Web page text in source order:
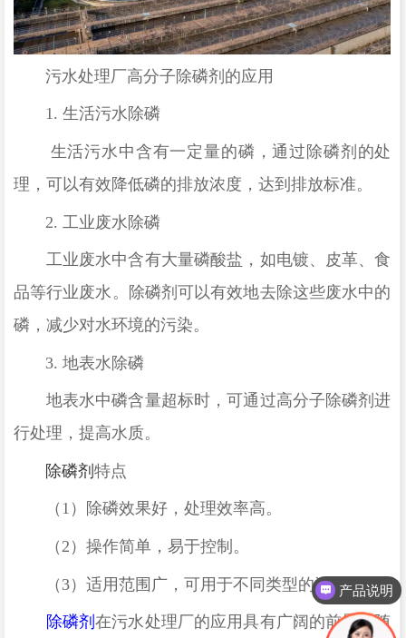
污水处理厂高分子除磷剂的应用
1. 生活污水除磷
生活污水中含有一定量的磷，通过除磷剂的处
理，可以有效降低磷的排放浓度，达到排放标准。
2. 工业废水除磷
工业废水中含有大量磷酸盐，如电镀、皮革、食
品等行业废水。除磷剂可以有效地去除这些废水中的
磷，减少对水环境的污染。
3. 地表水除磷
地表水中磷含量超标时，可通过高分子除磷剂进
行处理，提高水质。
除磷剂 特点
（ 1 ）除磷效果好，处理效率高。
（2 ）操作简单，易于控制。
（ 3）适用范围广，可用于不同类型的污水。
除磷剂在污水处理厂的应用具有广阔的前景。随
产品说明